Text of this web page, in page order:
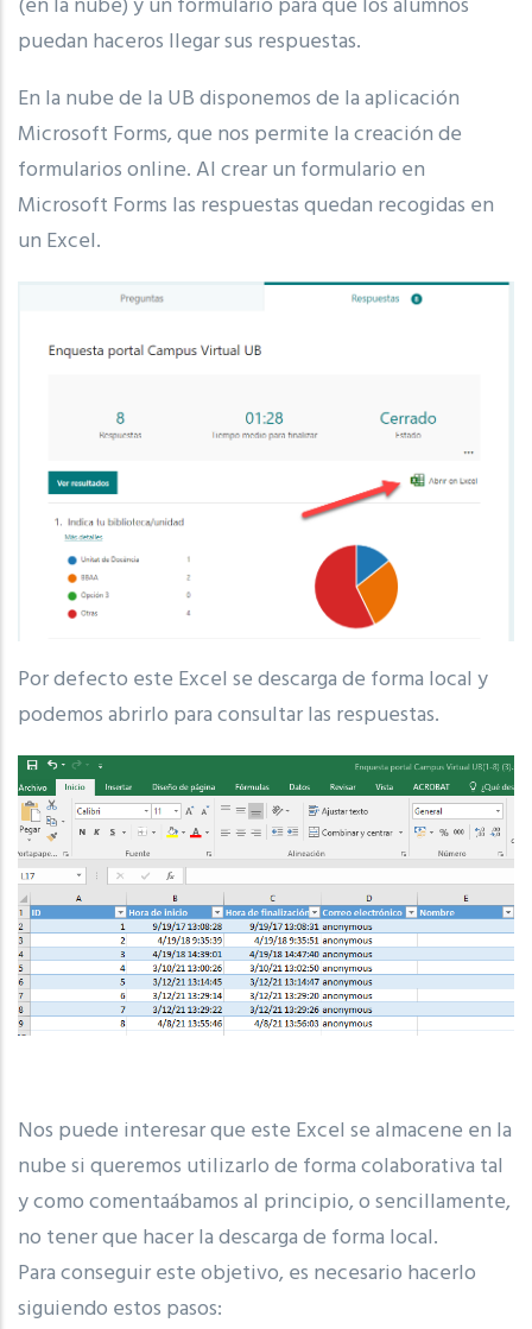
puedan haceros llegar sus respuestas.
En la nube de la UB disponemos de la aplicación
Microsoft Forms, que nos permite la creación de
formularios online. Al crear un formulario en
Microsoft Forms las respuestas quedan recogidas en
un Excel.
Por defecto este Excel se descarga de forma local y
podemos abrirlo para consultar las respuestas.
Nos puede interesar que este Excel se almacene en la
nube si queremos utilizarlo de forma colaborativa tal
y como comentaábamos al principio, o sencillamente,
no tener que hacer la descarga de forma local.
Para conseguir este objetivo, es necesario hacerlo
siguiendo estos pasos: